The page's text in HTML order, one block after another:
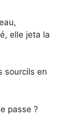
elle jeta la
sourcils en
passe ?